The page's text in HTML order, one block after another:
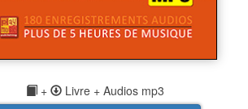
+ Livre + Audios mp3